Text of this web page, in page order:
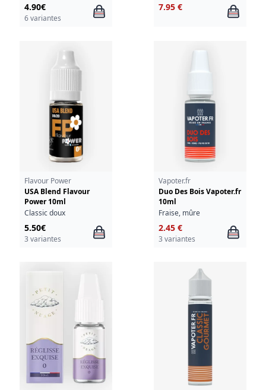
4.90€
6 variantes
7.95 €
Flavour Power
USA Blend Flavour
Power 10ml
Classic doux
5.50€
3 variantes
Vapoter.fr
Duo Des Bois Vapoter.fr
10ml
Fraise, mûre
2.45 €
3 variantes